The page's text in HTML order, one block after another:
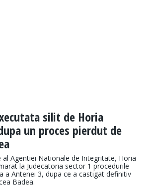
silit de Horia
un proces pierdut de
al Agentiei Nationale de Integritate, Horia
la Judecatoria sector 1 procedurile
a Antenei 3, dupa ce a castigat definitiv
Badea.